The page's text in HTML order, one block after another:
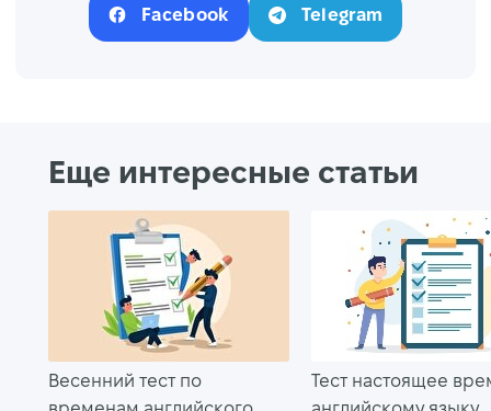
Facebook Telegram
Еще интересные статьи
Весенний тест по
Тест настоящее